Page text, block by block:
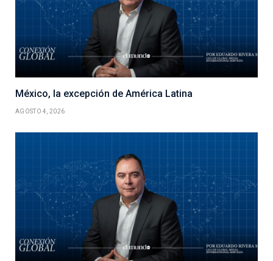
México, la excepción de América Latina
AGOSTO 4, 2026